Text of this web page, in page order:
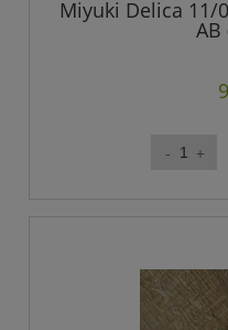
Miyuki Delica 11/
AB